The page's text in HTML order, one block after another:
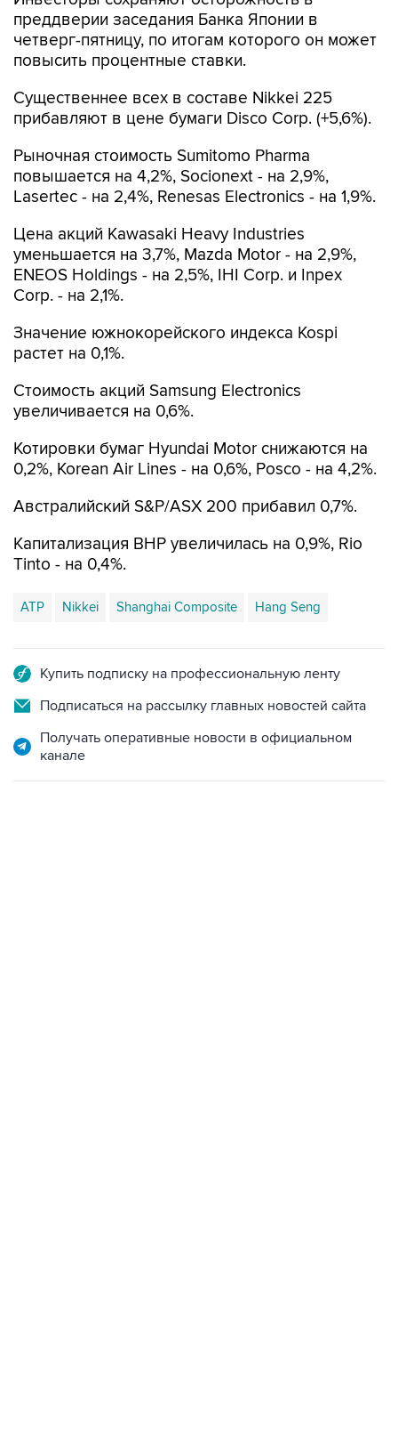
повысить процентные ставки.
Существеннее всех в составе Nikkei 225
Рыночная стоимость Sumitomo Pharma
Lasertec - на 2,4%, Renesas Electronics - на 1,9%.
Цена акций Kawasaki Heavy Industries
ENEOS Holdings - на 2,5%, IHI Corp. и Inpex
Corp. - на 2,1%.
Значение южнокорейского индекса Kospi
Стоимость акций Samsung Electronics
Котировки бумаг Hyundai Motor снижаются на
Австралийский S&P/ASX 200 прибавил 0,7%.
Капитализация BHP увеличилась на 0,9%, Rio
АТР Nikkei Shanghai Composite
Подписаться на рассылку главных новостей сайта
Получать оперативные новости в официальном